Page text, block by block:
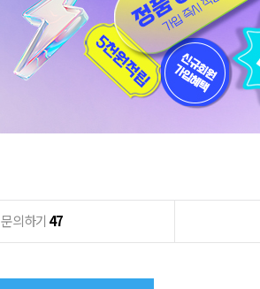
문의하기 47